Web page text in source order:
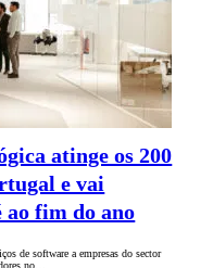
atinge os 200
e vai
fim do ano
de software a empresas do sector
no…